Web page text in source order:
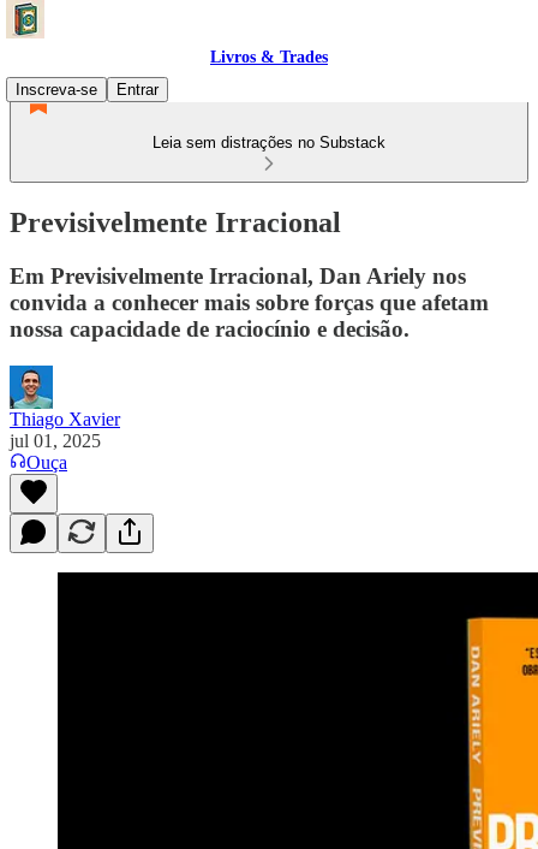
Livros & Trades
Inscreva-se
Entrar
Leia sem distrações no Substack
Previsivelmente Irracional
Em Previsivelmente Irracional, Dan Ariely nos
convida a conhecer mais sobre forças que afetam
nossa capacidade de raciocínio e decisão.
Thiago Xavier
jul 01, 2025
Ouça